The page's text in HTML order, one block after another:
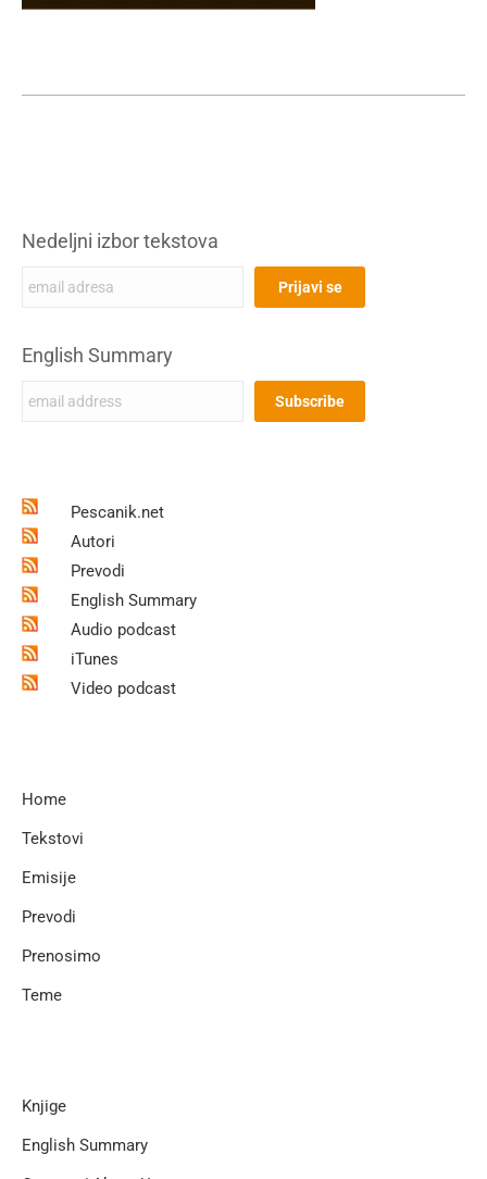
Nedeljni izbor tekstova
English Summary
Pescanik.net
Autori
Prevodi
English Summary
Audio podcast
iTunes
Video podcast
Home
Tekstovi
Emisije
Prevodi
Prenosimo
Teme
Knjige
English Summary